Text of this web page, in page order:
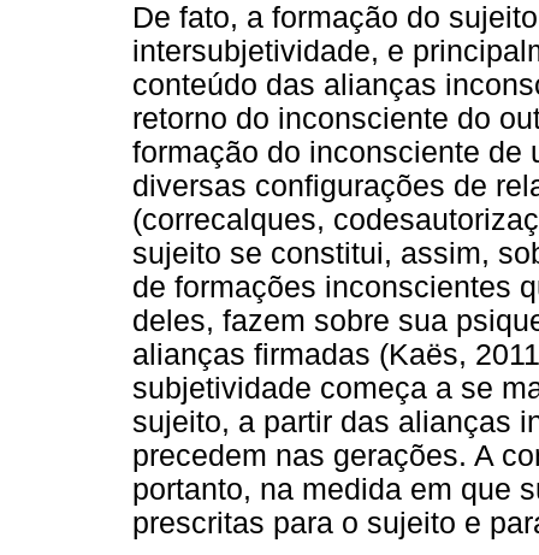
De fato, a formação do
intersubjetividade, e
conteúdo das alianças
retorno do inconsciente do
formação do inconsciente de
diversas configurações de
(correcalques,
sujeito se constitui, assim,
de formações inconscientes
deles, fazem sobre sua
alianças firmadas (Kaës,
subjetividade começa a se
sujeito, a partir das alianças
precedem nas gerações. A
portanto, na medida em que
prescritas para o sujeito e